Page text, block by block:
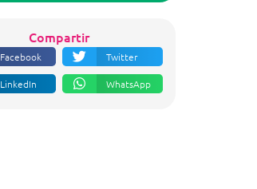
Compartir
Facebook Twitter
LinkedIn WhatsApp